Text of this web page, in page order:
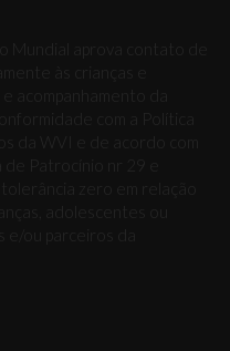
com a Política
de Patrocínio nr 29 e
zero em relação